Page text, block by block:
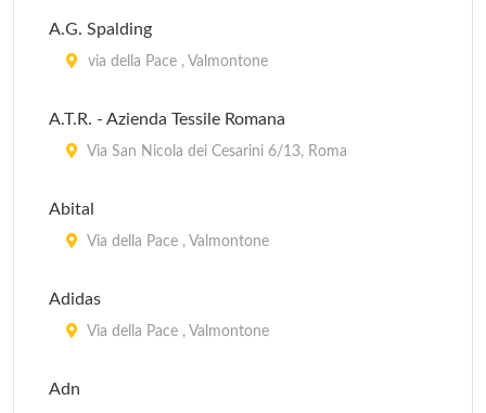
A.G. Spalding
via della Pace , Valmontone
A.T.R. - Azienda Tessile Romana
Via San Nicola dei Cesarini 6/13, Roma
Abital
Via della Pace , Valmontone
Adidas
Via della Pace , Valmontone
Adn